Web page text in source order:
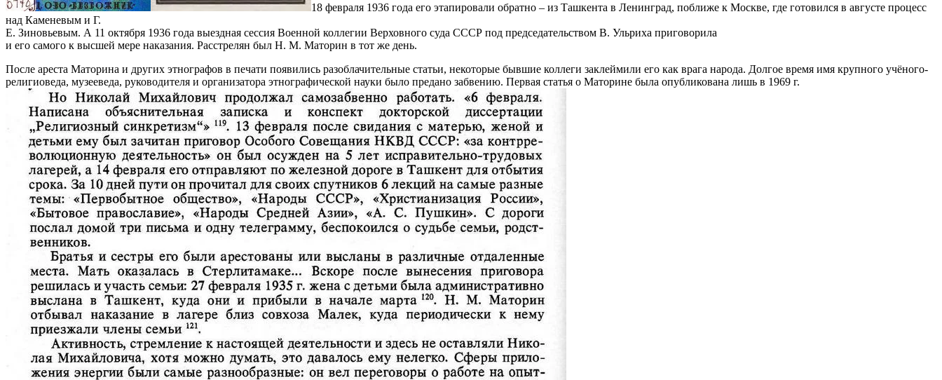
18 февраля 1936 года его этапировали обратно – из Ташкента в Ленинград, поближе к Москве, где готовился в августе процесс
над Каменевым и Г.
Е. Зиновьевым. А 11 октября 1936 года выездная сессия Военной коллегии Верховного суда СССР под председательством В. Ульриха приговорила
и его самого к высшей мере наказания. Расстрелян был Н. М. Маторин в тот же день.
После ареста Маторина и других этнографов в печати появились разоблачительные статьи, некоторые бывшие коллеги заклеймили его как врага народа. Долгое время имя крупного учёного-
религиоведа, музееведа, руководителя и организатора этнографической науки было предано забвению. Первая статья о Маторине была опубликована лишь в 1969 г.